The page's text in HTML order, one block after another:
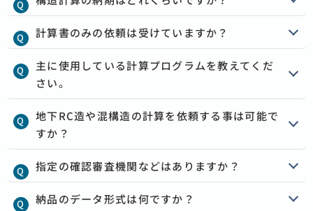
計算書のみの依頼は受けていますか？
主に使用している計算プログラムを教えてくだ
さい。
地下RC造や混構造の計算を依頼する事は可能で
すか？
指定の確認審査機関などはありますか？
納品のデータ形式は何ですか？